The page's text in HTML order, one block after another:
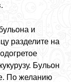
и
разделите на
Бульон
По желанию